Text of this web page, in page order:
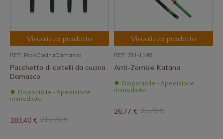
Visualizza prodotto
REF: PackCocinaDamasco
Pacchetto di coltelli da cucina
Damasco
Disponibile - Spedizione
immediata
183,40 € 215,76 €
Visualizza prodotto
REF: ZH-1199
Anti-Zombie Katana
Disponibile - Spedizione
immediata
26,77 € 35,70 €